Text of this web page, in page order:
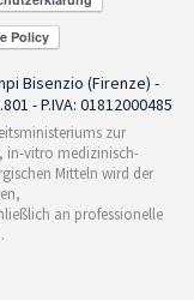
Bisenzio (Firenze) -
- P.IVA: 01812000485
zur
in-vitro medizinisch-
Mitteln wird der
an professionelle